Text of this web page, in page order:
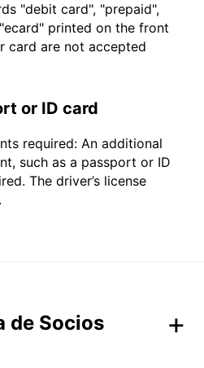
"debit card", "prepaid",
printed on the front
card are not accepted
or ID card
required: An additional
such as a passport or ID
The driver’s license
de Socios